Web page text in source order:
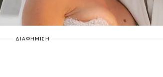
ΔΙΑΦΗΜΙΣΗ